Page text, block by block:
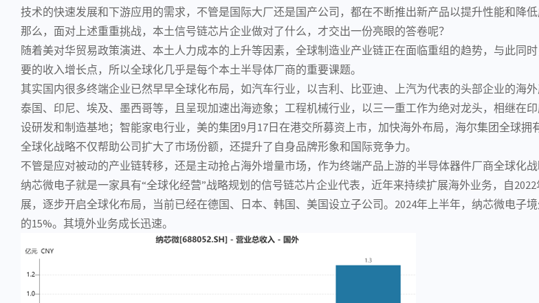
技术的快速发展和下游应用的需求，不管是国际大厂还是国产公司，都在不断推出新产品以提升性能和降低
那么，面对上述重重挑战，本土信号链芯片企业做对了什么，才交出一份亮眼的答卷呢？
随着美对华贸易政策演进、本土人力成本的上升等因素，全球制造业产业链正在面临重组的趋势，与此同
要的收入增长点，所以全球化几乎是每个本土半导体厂商的重要课题。
其实国内很多终端企业已然早早全球化布局，如汽车行业 ，以吉利、 比亚迪、上汽为代表的头部企业的海
泰国、印尼、埃及、墨西哥等，且呈现加速出海迹象；工程机械行业，以三一重工作为绝对龙头，相继在
设研发和制造基地； 智能家电行业，美的集团9月17日在港交所募资上市，加快海外布局，海尔集团全球拥
全球化战略不仅帮助公司扩大了市场份额，还提升了自身品牌形象和国际竞争力。
不管是应对被动的产业链转移，还是主动抢占海外增量市场，作为终端产品上游的半导体器件厂商全球化战
纳芯微电子就是一家具有“全球化经营”战略规划的信号链芯片企业代表，近年来持续扩展海外业务，自
展，逐步开启全球化布局，当前已经在德国、日本、韩国、美国设立子公司。2024年上半年，纳芯微电子
的15%。其境外业务成长迅速。